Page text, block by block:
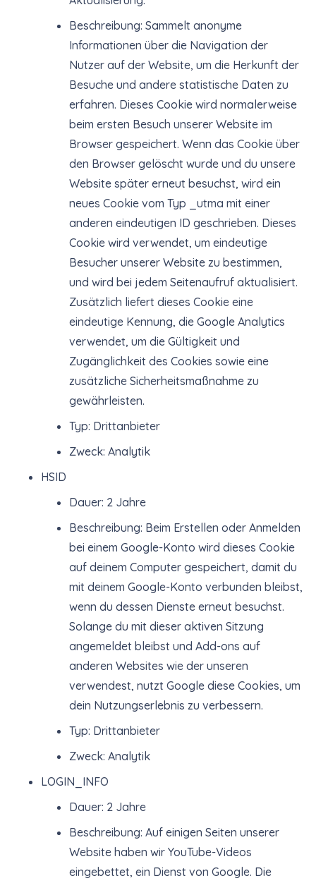
Beschreibung: Sammelt anonyme
Informationen über die Navigation der
Nutzer auf der Website, um die Herkunft der
Besuche und andere statistische Daten zu
erfahren. Dieses Cookie wird normalerweise
beim ersten Besuch unserer Website im
Browser gespeichert. Wenn das Cookie über
den Browser gelöscht wurde und du unsere
Website später erneut besuchst, wird ein
neues Cookie vom Typ _utma mit einer
anderen eindeutigen ID geschrieben. Dieses
Cookie wird verwendet, um eindeutige
Besucher unserer Website zu bestimmen,
und wird bei jedem Seitenaufruf aktualisiert.
Zusätzlich liefert dieses Cookie eine
eindeutige Kennung, die Google Analytics
verwendet, um die Gültigkeit und
Zugänglichkeit des Cookies sowie eine
zusätzliche Sicherheitsmaßnahme zu
gewährleisten.
Typ: Drittanbieter
Zweck: Analytik
HSID
Dauer: 2 Jahre
Beschreibung: Beim Erstellen oder Anmelden
bei einem Google-Konto wird dieses Cookie
auf deinem Computer gespeichert, damit du
mit deinem Google-Konto verbunden bleibst,
wenn du dessen Dienste erneut besuchst.
Solange du mit dieser aktiven Sitzung
angemeldet bleibst und Add-ons auf
anderen Websites wie der unseren
verwendest, nutzt Google diese Cookies, um
dein Nutzungserlebnis zu verbessern.
Typ: Drittanbieter
Zweck: Analytik
LOGIN_INFO
Dauer: 2 Jahre
Beschreibung: Auf einigen Seiten unserer
Website haben wir YouTube-Videos
eingebettet, ein Dienst von Google. Die